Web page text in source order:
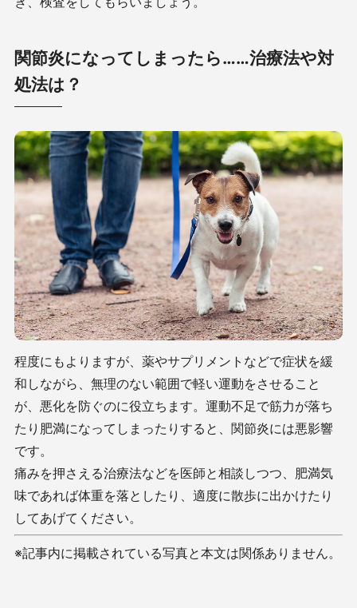
関節炎になってしまったら……治療法や対
処法は？
程度にもよりますが、薬やサプリメントなどで症状を緩
和しながら、無理のない範囲で軽い運動をさせること
が、悪化を防ぐのに役立ちます。運動不足で筋力が落ち
たり肥満になってしまったりすると、関節炎には悪影響
です。
痛みを押さえる治療法などを医師と相談しつつ、肥満気
味であれば体重を落としたり、適度に散歩に出かけたり
してあげてください。
※記事内に掲載されている写真と本文は関係ありません。